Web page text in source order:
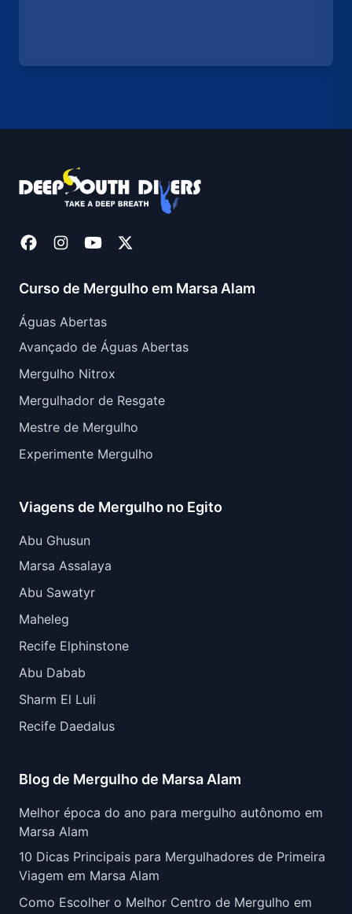
Curso de Mergulho em Marsa Alam
Águas Abertas
Avançado de Águas Abertas
Mergulho Nitrox
Mergulhador de Resgate
Mestre de Mergulho
Experimente Mergulho
Viagens de Mergulho no Egito
Abu Ghusun
Marsa Assalaya
Abu Sawatyr
Maheleg
Recife Elphinstone
Abu Dabab
Sharm El Luli
Recife Daedalus
Blog de Mergulho de Marsa Alam
Melhor época do ano para mergulho autônomo em
Marsa Alam
10 Dicas Principais para Mergulhadores de Primeira
Viagem em Marsa Alam
Como Escolher o Melhor Centro de Mergulho em